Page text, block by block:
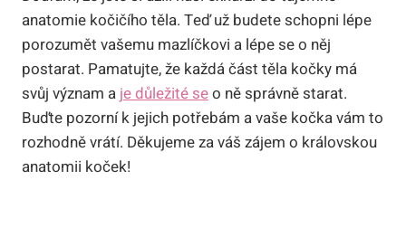
anatomie kočičího těla. Teď už budete schopni lépe
porozumět vašemu mazlíčkovi a lépe se o něj
postarat. Pamatujte, že každá část těla kočky má
svůj význam a je důležité seo ně správně starat.
Buďte pozorní k jejich potřebám a vaše kočka vám to
rozhodně vrátí. Děkujeme za váš zájem o královskou
anatomii koček!